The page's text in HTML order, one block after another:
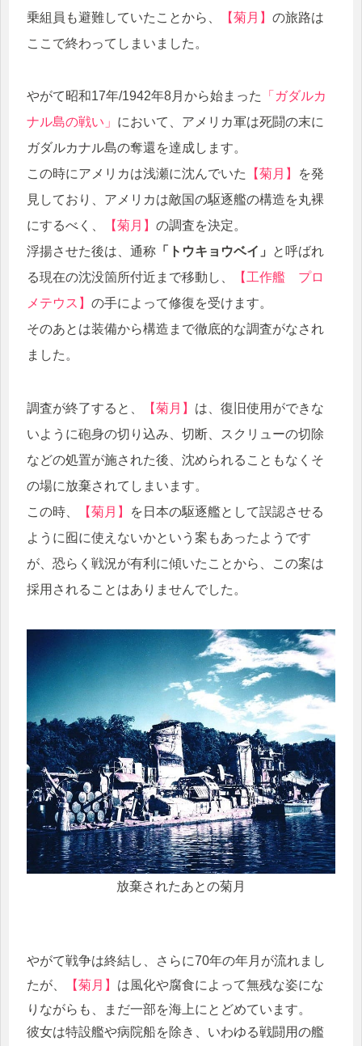
乗組員も避難していたことから、
【菊月】 の旅路は
ここで終わってしまいました。
やがて昭和17年/1942年8月から始まった
「ガダルカ
ナル島の戦い」 において、アメリカ軍は死闘の末に
ガダルカナル島の奪還を達成します。
この時にアメリカは浅瀬に沈んでいた
【菊月】
を発
見しており、アメリカは敵国の駆逐艦の構造を丸裸
にするべく、
【菊月】 の調査を決定。
浮揚させた後は、通称 「トウキョウベイ」
と呼ばれ
る現在の沈没箇所付近まで移動し、
【工作艦 プロ
メテウス】 の手によって修復を受けます。
そのあとは装備から構造まで徹底的な調査がなされ
ました。
調査が終了すると、 【菊月】 は、復旧使用ができな
いように砲身の切り込み、切断、スクリューの切除
などの処置が施された後、沈められることもなくそ
の場に放棄されてしまいます。
この時、
【菊月】
を日本の駆逐艦として誤認させる
ように囮に使えないかという案もあったようです
が、恐らく戦況が有利に傾いたことから、この案は
採用されることはありませんでした。
放棄されたあとの菊月
やがて戦争は終結し、さらに70年の年月が流れまし
たが、
【菊月】 は風化や腐食によって無残な姿にな
りながらも、まだ一部を海上にとどめています。
彼女は特設艦や病院船を除き、いわゆる戦闘用の艦